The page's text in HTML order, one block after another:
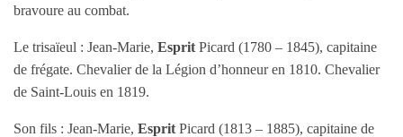
bravoure au combat.
Le trisaïeul : Jean-Marie, Esprit Picard (1780 – 1845), capitaine
de frégate. Chevalier de la Légion d’honneur en 1810. Chevalier
de Saint-Louis en 1819.
Son fils : Jean-Marie, Esprit Picard (1813 – 1885), capitaine de